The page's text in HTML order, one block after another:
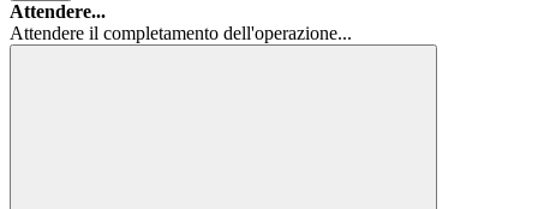
Attendere...
Attendere il completamento dell'operazione...